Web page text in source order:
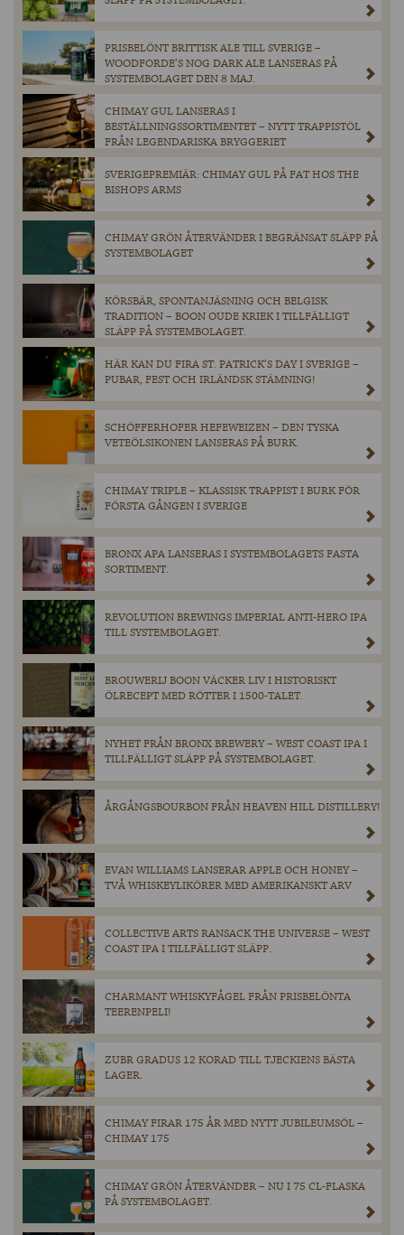
PRISBELÖNT BRITTISK ALE TILL SVERIGE –
WOODFORDE’S NOG DARK ALE LANSERAS PÅ
SYSTEMBOLAGET DEN 8 MAJ.
CHIMAY GUL LANSERAS I
BESTÄLLNINGSSORTIMENTET – NYTT TRAPPISTÖL
FRÅN LEGENDARISKA BRYGGERIET
SVERIGEPREMIÄR: CHIMAY GUL PÅ FAT HOS THE
BISHOPS ARMS
CHIMAY GRÖN ÅTERVÄNDER I BEGRÄNSAT SLÄPP PÅ
SYSTEMBOLAGET
KÖRSBÄR, SPONTANJÄSNING OCH BELGISK
TRADITION – BOON OUDE KRIEK I TILLFÄLLIGT
SLÄPP PÅ SYSTEMBOLAGET.
HÄR KAN DU FIRA ST. PATRICK’S DAY I SVERIGE –
PUBAR, FEST OCH IRLÄNDSK STÄMNING!
SCHÖFFERHOFER HEFEWEIZEN – DEN TYSKA
VETEÖLSIKONEN LANSERAS PÅ BURK.
CHIMAY TRIPLE – KLASSISK TRAPPIST I BURK FÖR
FÖRSTA GÅNGEN I SVERIGE
BRONX APA LANSERAS I SYSTEMBOLAGETS FASTA
SORTIMENT.
REVOLUTION BREWINGS IMPERIAL ANTI-HERO IPA
TILL SYSTEMBOLAGET.
BROUWERIJ BOON VÄCKER LIV I HISTORISKT
ÖLRECEPT MED RÖTTER I 1500-TALET.
NYHET FRÅN BRONX BREWERY – WEST COAST IPA I
TILLFÄLLIGT SLÄPP PÅ SYSTEMBOLAGET.
ÅRGÅNGSBOURBON FRÅN HEAVEN HILL DISTILLERY!
EVAN WILLIAMS LANSERAR APPLE OCH HONEY –
TVÅ WHISKEYLIKÖRER MED AMERIKANSKT ARV
COLLECTIVE ARTS RANSACK THE UNIVERSE – WEST
COAST IPA I TILLFÄLLIGT SLÄPP.
CHARMANT WHISKYFÅGEL FRÅN PRISBELÖNTA
TEERENPELI!
ZUBR GRADUS 12 KORAD TILL TJECKIENS BÄSTA
LAGER.
CHIMAY FIRAR 175 ÅR MED NYTT JUBILEUMSÖL –
CHIMAY 175
CHIMAY GRÖN ÅTERVÄNDER – NU I 75 CL-FLASKA
PÅ SYSTEMBOLAGET.